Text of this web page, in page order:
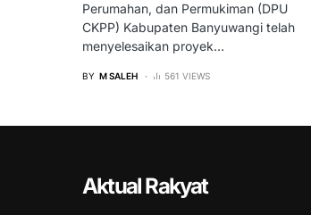
Perumahan, dan Permukiman (DPU
CKPP) Kabupaten Banyuwangi telah
menyelesaikan proyek…
BY M SALEH 561 VIEWS
Aktual Rakyat